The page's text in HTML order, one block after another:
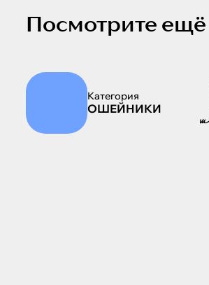
Посмотрите ещё
Категория
ОШЕЙНИКИ